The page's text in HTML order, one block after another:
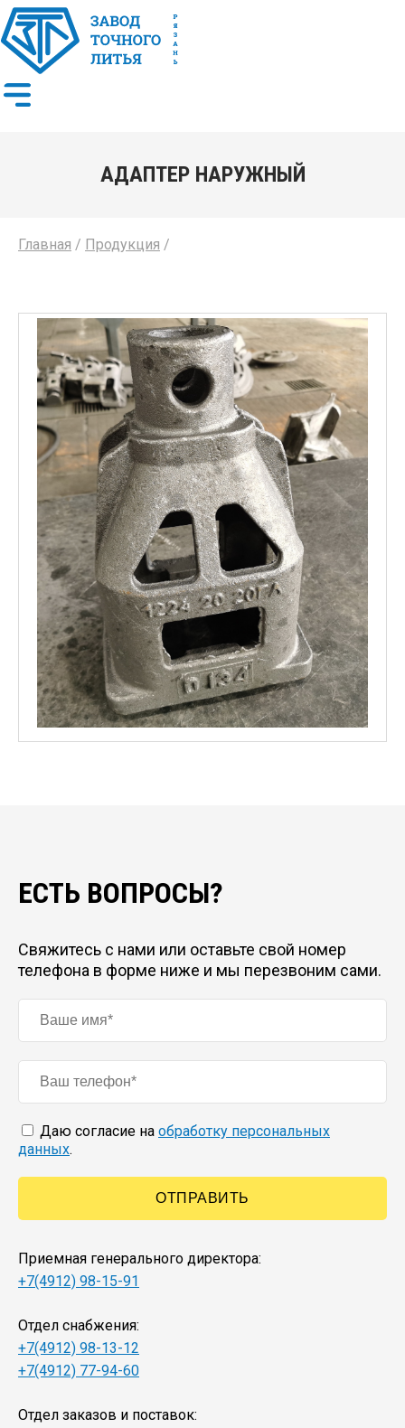
АДАПТЕР НАРУЖНЫЙ
Главная / Продукция /
ЕСТЬ ВОПРОСЫ?
Свяжитесь с нами или оставьте свой номер
телефона в форме ниже и мы перезвоним сами.
Даю согласие на обработку персональных
данных.
Приемная генерального директора:
+7(4912) 98-15-91
Отдел снабжения:
+7(4912) 98-13-12
+7(4912) 77-94-60
Отдел заказов и поставок: